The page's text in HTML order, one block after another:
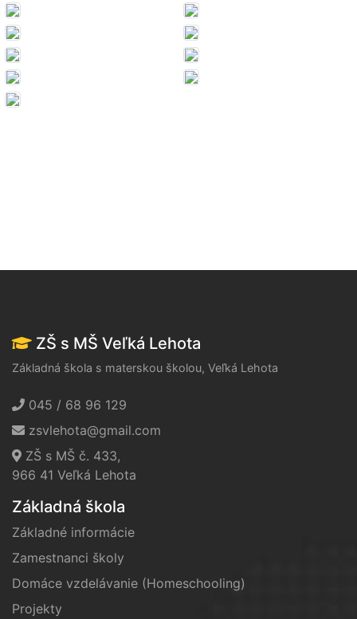
ZŠ s MŠ Veľká Lehota
Základná škola s materskou školou, Veľká Lehota
045 / 68 96 129
zsvlehota@gmail.com
ZŠ s MŠ č. 433,
966 41 Veľká Lehota
Základná škola
Základné informácie
Zamestnanci školy
Domáce vzdelávanie (Homeschooling)
Projekty